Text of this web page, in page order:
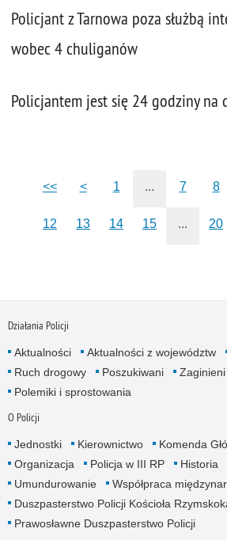
Policjant z Tarnowa poza służbą
wobec 4 chuliganów
Policjantem jest się 24 godziny na
<< < 1 ... 7 8
12 13 14 15 ... 20
Działania Policji
Aktualności Aktualności z województw
Ruch drogowy
Poszukiwani Zaginieni
Polemiki i sprostowania
O Policji
Jednostki Kierownictwo
Komenda
Organizacja
Policja w III RP Historia
Umundurowanie
Współpraca
Duszpasterstwo Policji Kościoła
Prawosławne Duszpasterstwo Policji